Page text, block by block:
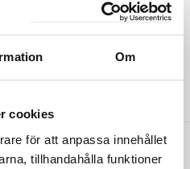
Om
cookies
för att anpassa innehållet
tillhandahålla funktioner